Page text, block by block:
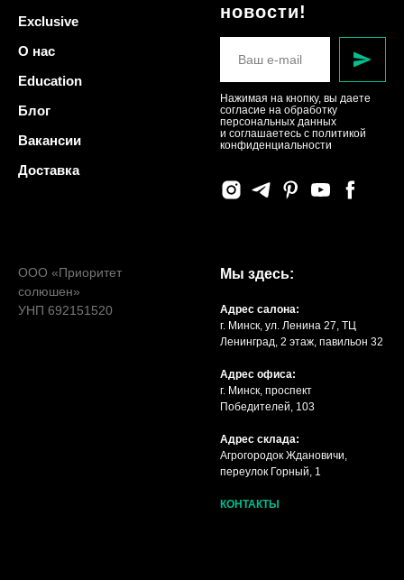
Exclusive
О нас
Education
Блог
Вакансии
Доставка
новости!
Нажимая на кнопку, вы даете
согласие на обработку
персональных данных
и соглашаетесь c политикой
конфиденциальности
ООО «Приоритет
солюшен»
УНП 692151520
Мы здесь:
Адрес салона:
г. Минск, ул. Ленина 27, ТЦ
Ленинград, 2 этаж, павильон 32
Адрес офиса:
г. Минск, проспект
Победителей, 103
Адрес склада:
Агрогородок Ждановичи,
переулок Горный, 1
КОНТАКТЫ